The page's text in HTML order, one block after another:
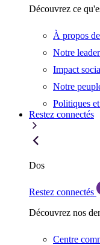
Découvrez ce
À propos
Notre
Impact
Notre
Politiques
Restez connectés
Dos
Restez connectés
Découvrez nos
Centre